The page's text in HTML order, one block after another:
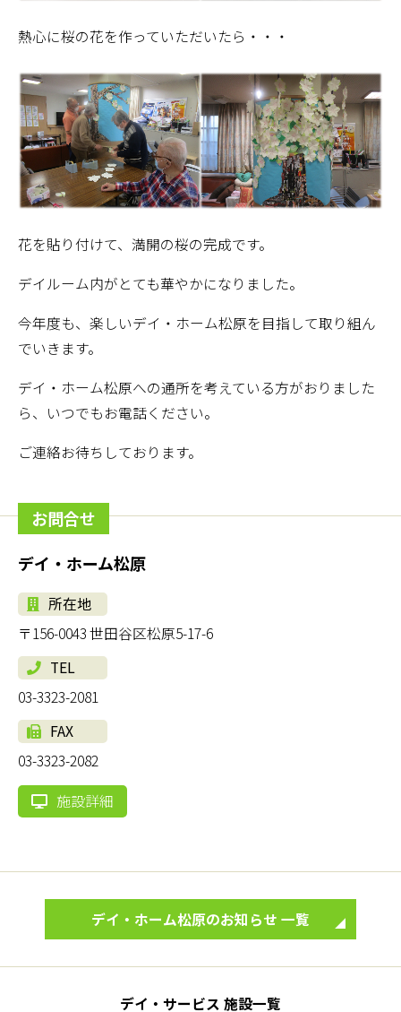
熱心に桜の花を作っていただいたら・・・
花を貼り付けて、満開の桜の完成です。
デイルーム内がとても華やかになりました。
今年度も、楽しいデイ・ホーム松原を目指して取り組ん
でいきます。
デイ・ホーム松原への通所を考えている方がおりました
ら、いつでもお電話ください。
ご連絡お待ちしております。
お問合せ
デイ・ホーム松原
所在地
〒156-0043 世田谷区松原5-17-6
TEL
03-3323-2081
FAX
03-3323-2082
施設詳細
デイ・ホーム松原のお知らせ 一覧
デイ・サービス 施設一覧